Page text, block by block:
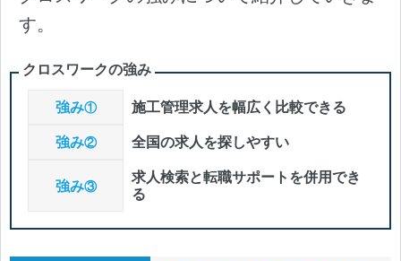
す。
クロスワークの強み
強み①
施工管理求人を幅広く比較できる
強み② 全国の求人を探しやすい
強み③
求人検索と転職サポートを併用でき
る